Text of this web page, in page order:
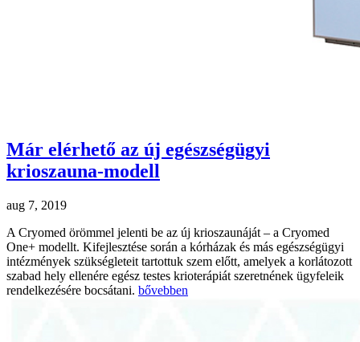
Már elérhető az új egészségügyi
krioszauna-modell
aug 7, 2019
A Cryomed örömmel jelenti be az új krioszaunáját – a Cryomed
One+ modellt. Kifejlesztése során a kórházak és más egészségügyi
intézmények szükségleteit tartottuk szem előtt, amelyek a korlátozott
szabad hely ellenére egész testes krioterápiát szeretnének ügyfeleik
rendelkezésére bocsátani. bővebben